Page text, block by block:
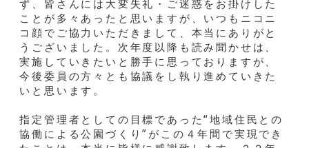
ず、皆さんには大変失礼・ご迷惑をお掛けした
ことが多々あったと思いますが、いつもニコニ
コ顔でご協力いただきまして、本当にありがと
うございました。次年度以降も読み聞かせは、
実施していきたいと勝手に思っておりますが、
今後委員の方々とも協議をし執り進めていきた
いと思います。
指定管理者としての目標であった“地域住民との
協働による公園づくり”がこの４年間で実現でき